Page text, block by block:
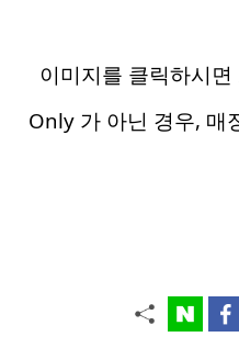
이미지를 클릭하시
Only 가 아닌 경우, 매